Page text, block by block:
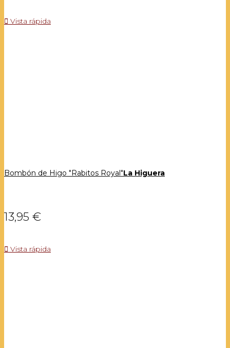
 Vista rápida
Bombón de Higo "Rabitos Royal"La Higuera
13,95 €
 Vista rápida